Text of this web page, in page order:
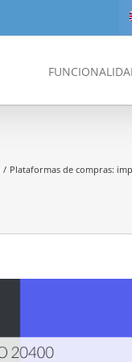
Plataformas de compras: